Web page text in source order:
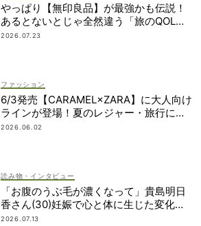
やっぱり【無印良品】が最強かも伝説！
あるとないとじゃ全然違う「旅のQOL爆
上げアイテム」
2026.07.23
ファッション
6/3発売【CARAMEL×ZARA】に大人向け
ラインが登場！夏のレジャー・旅行にも
おすすめ
2026.06.02
読み物・インタビュー
「お腹のうぶ毛が濃くなって」貴島明日
香さん(30)妊娠で心と体に生じた変化も
「愛しいです」
2026.07.13